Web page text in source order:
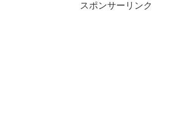
スポンサーリンク